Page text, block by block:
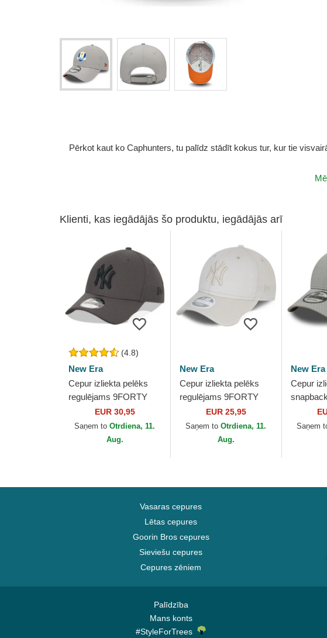
Pērkot kaut ko Caphunters, tu palīdz stādīt kokus tur, kur tie
Klienti, kas iegādājās šo produktu, iegādājās arī
(4.8)
New Era
Cepur izliekta pelēks
regulējams 9FORTY
Diamond Era no New
York Yankees MLB no
EUR 30,95
Saņem toOtrdiena, 11.
Aug.
New Era
Cepur izliekta pelēks
regulējams 9FORTY
Tonal no New York
Yankees MLB no New
EUR 25,95
Saņem toOtrdiena, 11.
Aug.
New Era
Cepur
Mesh
York
Saņem
Vasaras cepures
Lētas cepures
Goorin Bros cepures
Sieviešu cepures
Cepures zēniem
Palīdzība
Mans konts
#StyleForTrees